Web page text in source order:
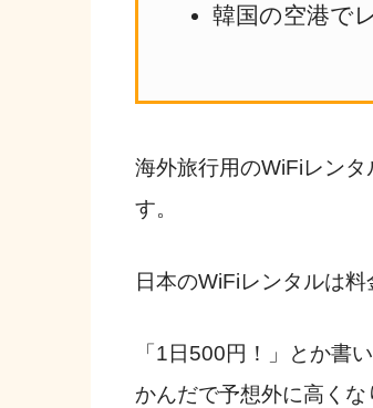
韓国の空港で
海外旅行用のWiFiレン
す。
日本のWiFiレンタルは料
「1日500円！」とか書
かんだで予想外に高くな